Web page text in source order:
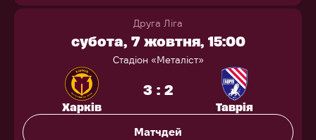
Друга Ліга
субота, 7 жовтня, 15:00
Стадіон «Металіст»
Харків
3 : 2
Таврія
Матчдей